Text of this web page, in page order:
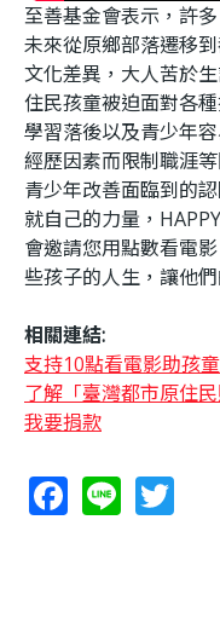
至善基金會表示，許
未來從原鄉部落遷移
文化差異，大人苦於
住民孩童被迫面對各
學習落後以及青少年
經歷因素而限制職涯
青少年改善面臨到的
就自己的力量，
會邀請您用點數看電
些孩子的人生，讓他
相關連結:
支持10點看電影助孩
了解「臺灣都市原住民
我要捐款
F
ac
Li
n